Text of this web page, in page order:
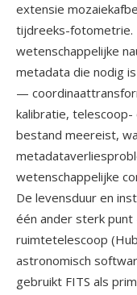
extensie
tijdreeks-fotometrie.
wetenschappelijke
metadata die nodig
—
kalibratie,
bestand meereist,
wetenschappelijke
De levensduur en
één ander sterk
ruimtetelescoop
astronomisch
gebruikt FITS als